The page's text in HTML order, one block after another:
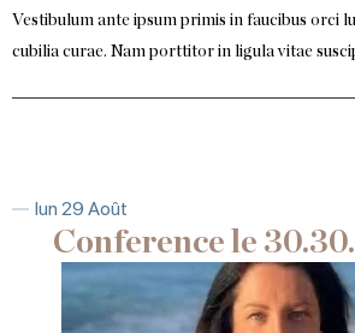
Vestibulum ante ipsum primis in faucibus orci
cubilia curae. Nam porttitor in ligula vitae
lun 29 Août
Conference le